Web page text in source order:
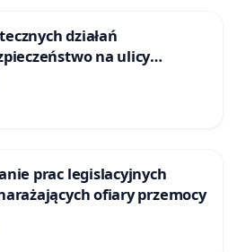
działań
na ulicy
prac legislacyjnych
rodzinnego narażających ofiary przemocy